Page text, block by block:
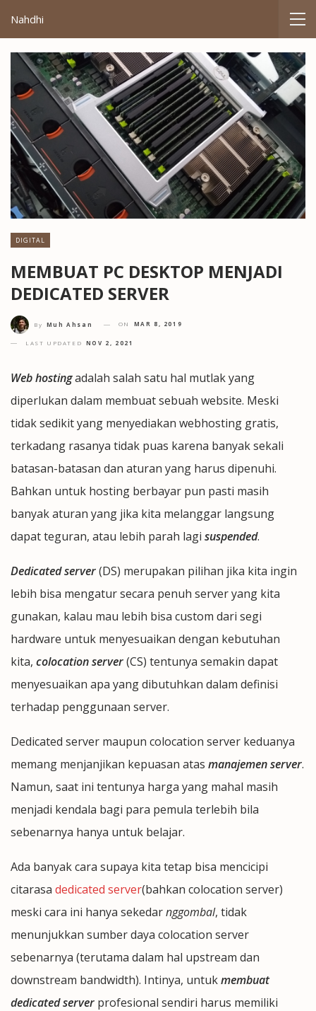
Nahdhi
DIGITAL
MEMBUAT PC DESKTOP MENJADI
DEDICATED SERVER
By Muh Ahsan ON MAR 8, 2019
LAST UPDATED NOV 2, 2021
Web hostingadalah salah satu hal mutlak yang
diperlukan dalam membuat sebuah website. Meski
tidak sedikit yang menyediakan webhosting gratis,
terkadang rasanya tidak puas karena banyak sekali
batasan-batasan dan aturan yang harus dipenuhi.
Bahkan untuk hosting berbayar pun pasti masih
banyak aturan yang jika kita melanggar langsung
dapat teguran, atau lebih parah lagi suspended.
Dedicated server(DS) merupakan pilihan jika kita ingin
lebih bisa mengatur secara penuh server yang kita
gunakan, kalau mau lebih bisa custom dari segi
hardware untuk menyesuaikan dengan kebutuhan
kita, colocation server(CS) tentunya semakin dapat
menyesuaikan apa yang dibutuhkan dalam definisi
terhadap penggunaan server.
Dedicated server maupun colocation server keduanya
memang menjanjikan kepuasan atas manajemen server.
Namun, saat ini tentunya harga yang mahal masih
menjadi kendala bagi para pemula terlebih bila
sebenarnya hanya untuk belajar.
Ada banyak cara supaya kita tetap bisa mencicipi
citarasa dedicated server(bahkan colocation server)
meski cara ini hanya sekedarnggombal, tidak
menunjukkan sumber daya colocation server
sebenarnya (terutama dalam hal upstream dan
downstream bandwidth). Intinya, untukmembuat
dedicated server profesional sendiri harus memiliki